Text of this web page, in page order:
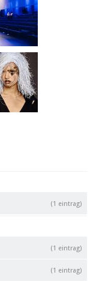
(1 eintrag)
(1 eintrag)
(1 eintrag)